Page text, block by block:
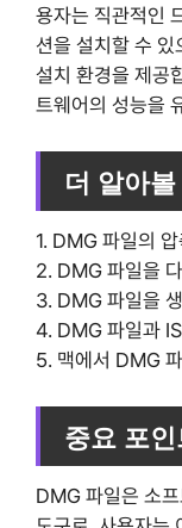
용자는 직관적인
션을 설치할 수 있
설치 환경을 제공
트웨어의 성능을
더 알아
1. DMG 파일의
2. DMG 파일을
3. DMG 파일을
4. DMG 파일과
5. 맥에서 DMG
중요 포
DMG 파일은 소